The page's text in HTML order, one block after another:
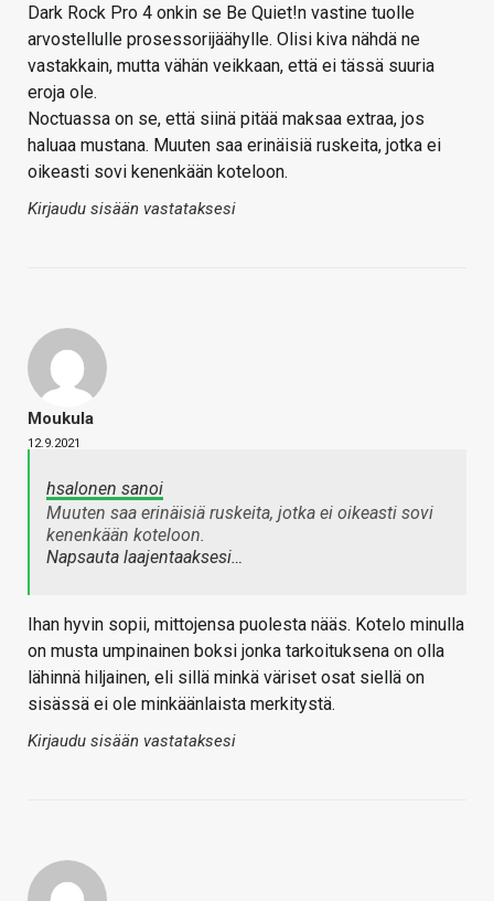
Dark Rock Pro 4 onkin se Be Quiet!n vastine tuolle
arvostellulle prosessorijäähylle. Olisi kiva nähdä ne
vastakkain, mutta vähän veikkaan, että ei tässä suuria
eroja ole.
Noctuassa on se, että siinä pitää maksaa extraa, jos
haluaa mustana. Muuten saa erinäisiä ruskeita, jotka ei
oikeasti sovi kenenkään koteloon.
Kirjaudu sisään vastataksesi
Moukula
12.9.2021
hsalonen sanoi
Muuten saa erinäisiä ruskeita, jotka ei oikeasti sovi
kenenkään koteloon.
Napsauta laajentaaksesi…
Ihan hyvin sopii, mittojensa puolesta nääs. Kotelo minulla
on musta umpinainen boksi jonka tarkoituksena on olla
lähinnä hiljainen, eli sillä minkä väriset osat siellä on
sisässä ei ole minkäänlaista merkitystä.
Kirjaudu sisään vastataksesi